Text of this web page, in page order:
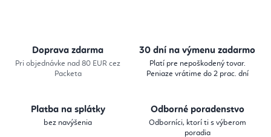
Doprava zdarma
Pri objednávke nad 80 EUR cez
Packeta
30 dní na výmenu zadarmo
Platí pre nepoškodený tovar.
Peniaze vrátime do 2 prac. dní
Platba na splátky
bez navýšenia
Odborné poradenstvo
Odborníci, ktorí ti s výberom
poradia